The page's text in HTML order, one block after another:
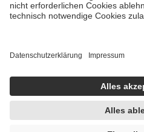
• Harn- und Blutteststreifen
getroffen, um sicherzustellen, dass
https://help.etrusted.com/hc/de/
Einige Bilder und Inhalte wurden